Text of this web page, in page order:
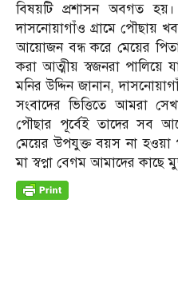
বিষয়টি প্রশাসন অবগত
দাসনোয়াগাঁও গ্রামে পৌছায়
আয়োজন বন্ধ করে মেয়ের
করা আত্মীয় স্বজনরা
মনির উদ্দিন জানান,
সংবাদের ভিত্তিতে আমরা
পৌছার পূর্বেই তাদের সব
মেয়ের উপযুক্ত বয়স না হওয়া
মা স্বপ্না বেগম আমাদের কাছে